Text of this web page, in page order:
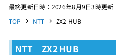
最終更新日時：2026年8月9日3時更新
TOP
NTT ZX2 HUB
NTT ZX2 HUB